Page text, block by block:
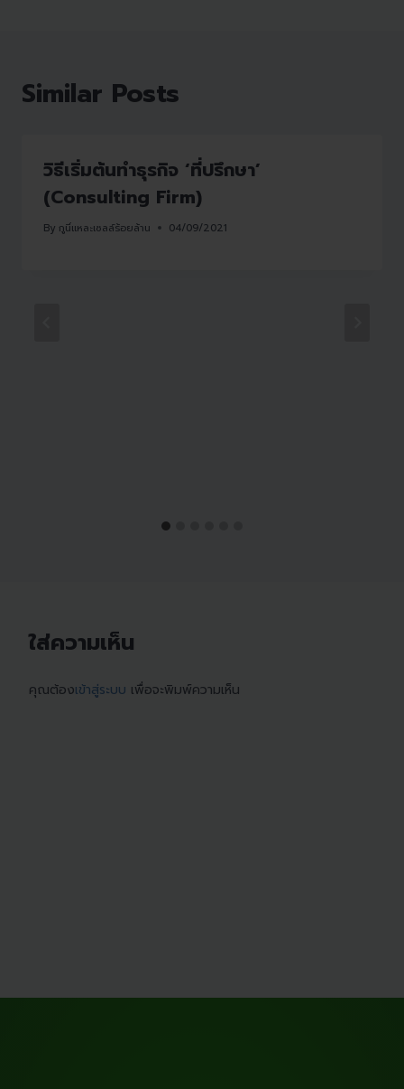
Similar Posts
วิธีเริ่มต้นทำธุรกิจ ‘ที่ปรึกษา’
(Consulting Firm)
By กูนี่แหละเซลล์ร้อยล้าน 04/09/2021
ใส่ความเห็น
คุณต้องเข้าสู่ระบบ เพื่อจะพิมพ์ความเห็น